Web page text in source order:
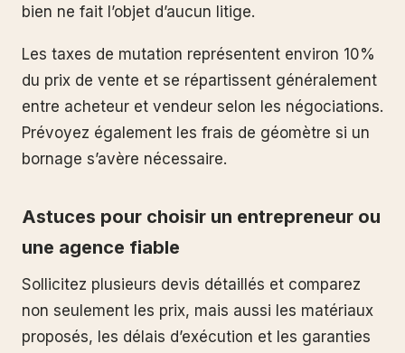
bien ne fait l’objet d’aucun litige.
Les taxes de mutation représentent environ 10%
du prix de vente et se répartissent généralement
entre acheteur et vendeur selon les négociations.
Prévoyez également les frais de géomètre si un
bornage s’avère nécessaire.
Astuces pour choisir un entrepreneur ou
une agence fiable
Sollicitez plusieurs devis détaillés et comparez
non seulement les prix, mais aussi les matériaux
proposés, les délais d’exécution et les garanties